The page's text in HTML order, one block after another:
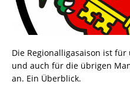
Die Regionalligasaison ist
und auch für die übrigen
an. Ein Überblick.